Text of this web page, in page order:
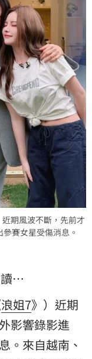
期風波不斷，先前才
賽女星受傷消息。
讀…
浪姐7》）近期
影響錄影進
。來自越南、